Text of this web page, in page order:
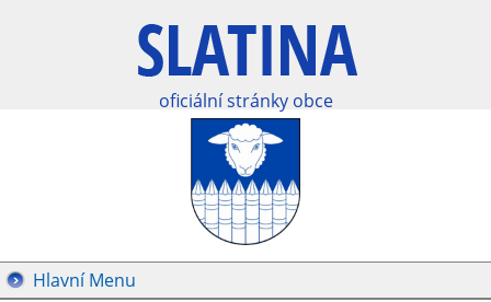
oficiální stránky obce
Hlavní Menu